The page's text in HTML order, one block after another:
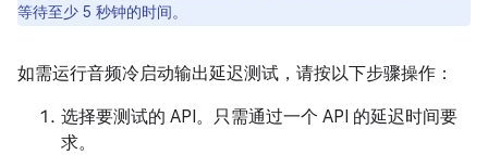
等待至少 5 秒钟的时间。
如需运行音频冷启动输出延迟测试，请按以下步骤操作：
选择要测试的 API。只需通过一个 API 的延迟时间要
求。